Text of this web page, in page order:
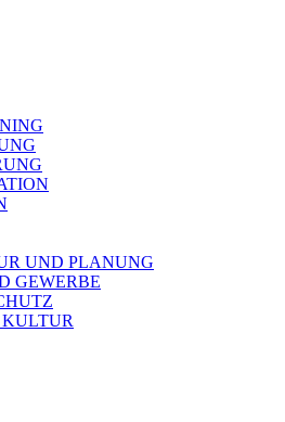
UND PLANUNG
GEWERBE